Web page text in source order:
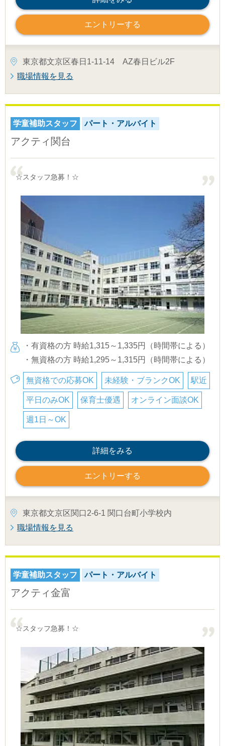
エントリーする
東京都文京区春日1-11-14 AZ春日ビル2F
職場情報を見る
学童補助スタッフ パート・アルバイト
アクティ関台
☆スタッフ急募！☆
・有資格の方 時給1,315～1,335円（時間帯による）
・無資格の方 時給1,295～1,315円（時間帯による）
無資格での応募OK 未経験・ブランクOK 駅近
平日のみOK 保育士優遇 オンライン面談OK
週1日～OK
詳細をみる
エントリーする
東京都文京区関口2-6-1 関口台町小学校内
職場情報を見る
学童補助スタッフ パート・アルバイト
アクティ金富
☆スタッフ急募！☆